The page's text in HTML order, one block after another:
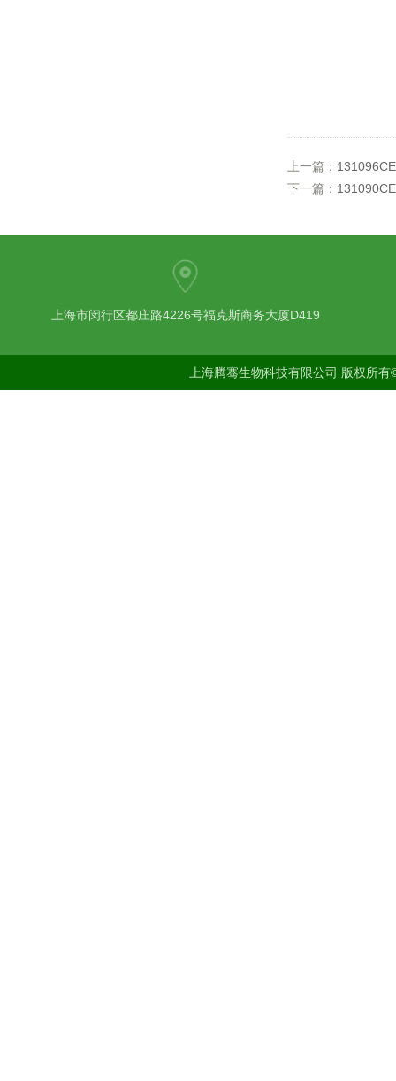
上一篇：
下一篇：
上海市闵行区都庄路4226号福克斯商务大厦D419
上海腾骞生物科技有限公司 版权所